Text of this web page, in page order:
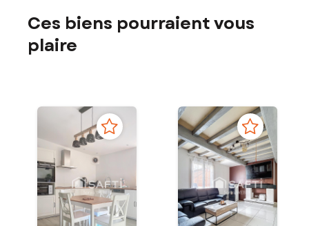
Ces biens pourraient vous
plaire